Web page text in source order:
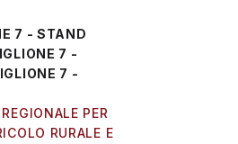
7 - STAND
7 -
7 -
PER
RURALE E